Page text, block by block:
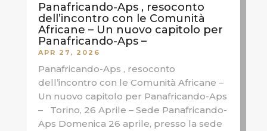
Panafricando-Aps , resoconto
dell’incontro con le Comunità
Africane – Un nuovo capitolo per
Panafricando-Aps –
APR 27, 2026
Panafricando-Aps , resoconto
dell’incontro con le Comunità Africane –
Un nuovo capitolo per Panafricando-Aps
– Torino, 26 Aprile – Sede Panafricando-
Aps Domenica 26 aprile, presso la sede